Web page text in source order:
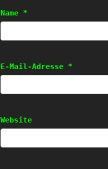
Name *
E-Mail-Adresse *
Website